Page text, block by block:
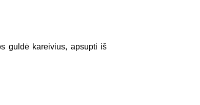
guldė kareivius, apsupti iš